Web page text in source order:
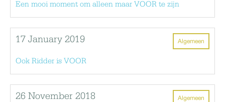
Een mooi moment om alleen maar VOOR te zijn
Algemeen
17 January 2019
Ook Ridder is VOOR
Algemeen
26 November 2018